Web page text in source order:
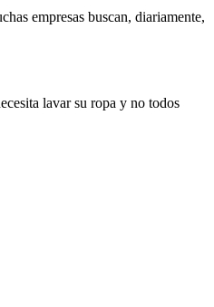
empresas buscan, diariamente,
lavar su ropa y no todos